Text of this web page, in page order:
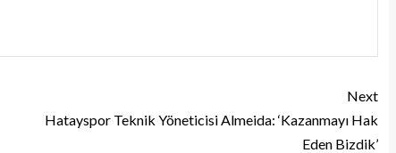
Next
Hatayspor Teknik Yöneticisi Almeida: ‘Kazanmayı Hak
Eden Bizdik’